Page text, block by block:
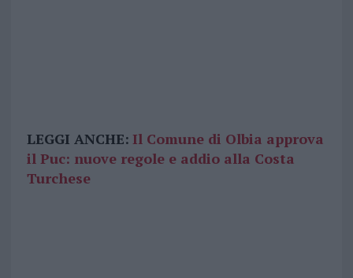
LEGGI ANCHE: Il Comune di Olbia approva
il Puc: nuove regole e addio alla Costa
Turchese